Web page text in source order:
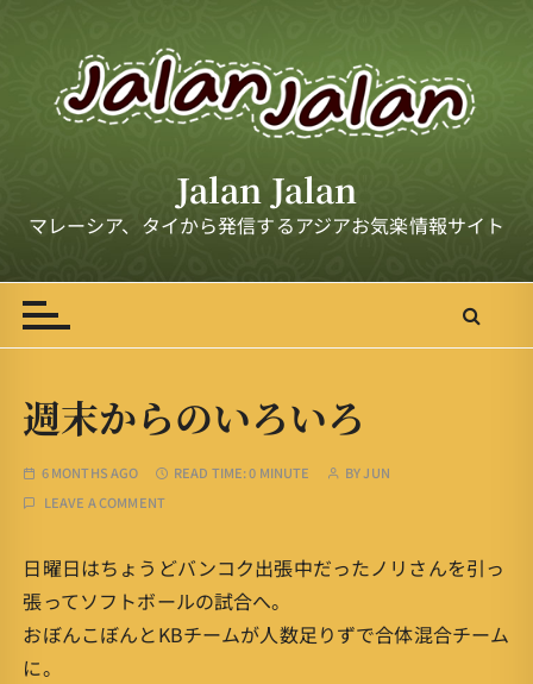
t
n
Jalan Jalan
マレーシア、タイから発信するアジアお気楽情報サイト
週末からのいろいろ
6 MONTHS AGO READ TIME:0 MINUTE BYJUN
LEAVE A COMMENT
日曜日はちょうどバンコク出張中だったノリさんを引っ
張ってソフトボールの試合へ。
おぼんこぼんとKBチームが人数足りずで合体混合チーム
に。